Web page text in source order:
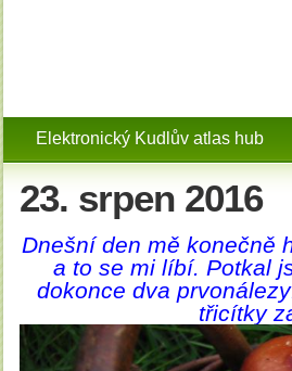
Elektronický Kudlův atlas hub
23. srpen 2016
Dnešní den mě konečně
a to se mi líbí. Potkal
dokonce dva
třicítky